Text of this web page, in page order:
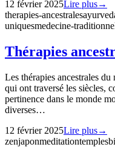
12 février 2025Lire plus→
therapies-ancestrales
uniquesmedecine-
Thérapies
Les thérapies ancestrales
qui ont traversé les siècles,
pertinence dans le monde
diverses…
12 février 2025Lire plus→
zenjaponmeditationtemples